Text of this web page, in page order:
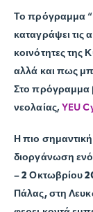
Το πρόγραμμα “
καταγράψει τις
κοινότητες της
αλλά και πως
Στο πρόγραμμα
νεολαίας, YEU
Η πιο
διοργάνωση
– 2 Οκτωβρίου
Πάλας,στη